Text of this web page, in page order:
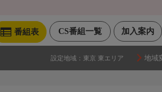
加入案内
CS番組一覧
番組表
設定地域： 東京 東エリア 地域